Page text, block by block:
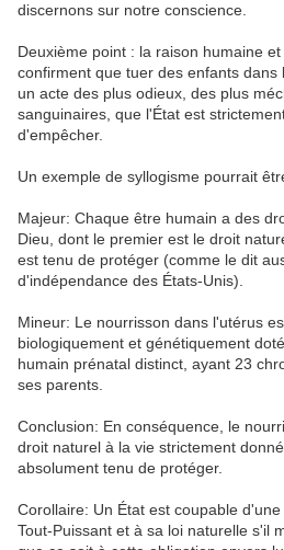
discernons sur notre conscience.
Deuxième point : la raison humaine
confirment que tuer des enfants
un acte des plus odieux, des plus
sanguinaires, que l'État est
d'empêcher.
Un exemple de syllogisme pourrait
Majeur: Chaque être humain a des
Dieu, dont le premier est le droit
est tenu de protéger (comme le dit
d'indépendance des États-Unis).
Mineur: Le nourrisson dans l'utérus
biologiquement et génétiquement
humain prénatal distinct, ayant 23
ses parents.
Conclusion: En conséquence, le
droit naturel à la vie strictement
absolument tenu de protéger.
Corollaire: Un État est coupable
Tout-Puissant et à sa loi naturelle s'il